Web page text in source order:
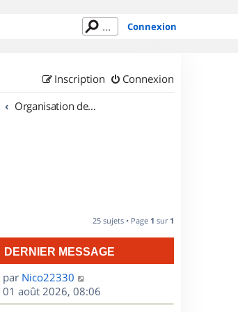
Connexion
Connexion
Inscription
Organisation de sorties en région Bretagne
25 sujets • Page 1 sur 1
DERNIER MESSAGE
D
e
r
par Nico22330
01 août 2026, 08:06